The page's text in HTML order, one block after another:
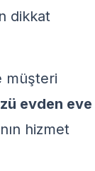
dikkat
müşteri
evden eve
hizmet